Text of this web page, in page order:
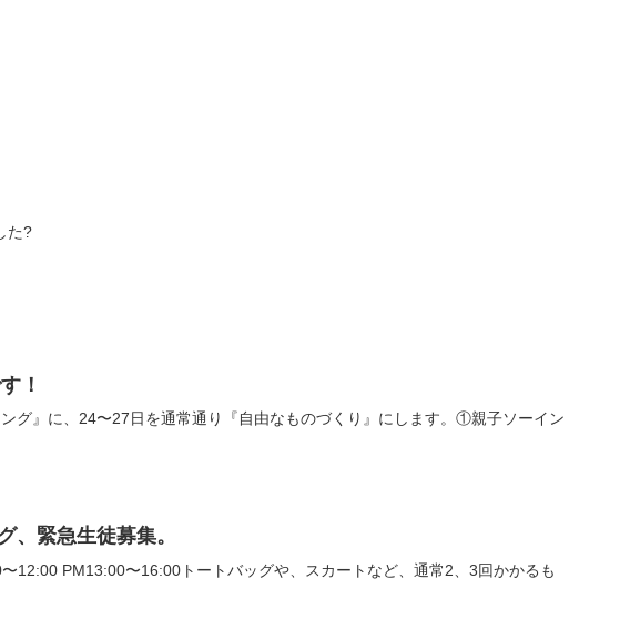
た?
！
グ』に、24〜27日を通常通り『自由なものづくり』にします。①親子ソーイン
、緊急生徒募集。
12:00 PM13:00〜16:00トートバッグや、スカートなど、通常2、3回かかるも